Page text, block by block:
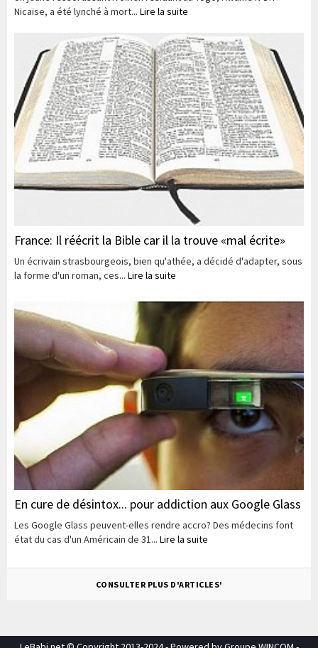
Nicaise, a été lynché à mort... Lire la suite
France: Il réécrit la Bible car il la trouve «mal écrite»
Un écrivain strasbourgeois, bien qu'athée, a décidé d'adapter, sous
la forme d'un roman, ces... Lire la suite
En cure de désintox... pour addiction aux Google Glass
Les Google Glass peuvent-elles rendre accro? Des médecins font
état du cas d'un Américain de 31... Lire la suite
CONSULTER PLUS D'ARTICLES'